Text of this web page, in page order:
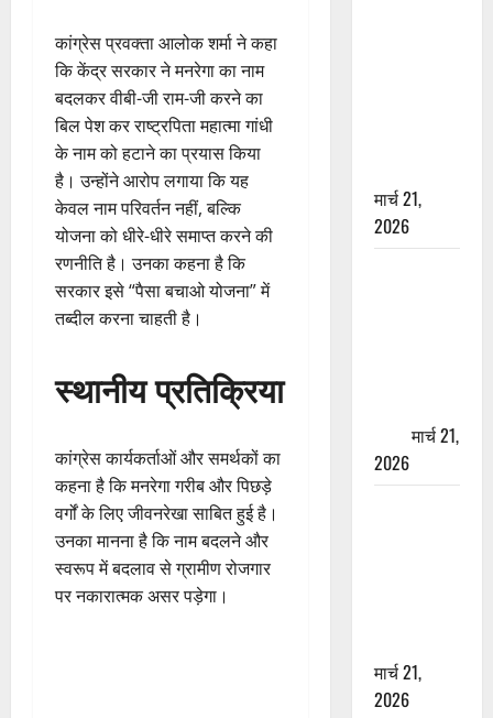
कांग्रेस प्रवक्ता आलोक शर्मा ने कहा
कि केंद्र सरकार ने मनरेगा का नाम
बदलकर वीबी-जी राम-जी करने का
बिल पेश कर राष्ट्रपिता महात्मा गांधी
के नाम को हटाने का प्रयास किया
है। उन्होंने आरोप लगाया कि यह
केवल नाम परिवर्तन नहीं, बल्कि
योजना को धीरे-धीरे समाप्त करने की
रणनीति है। उनका कहना है कि
सरकार इसे “पैसा बचाओ योजना” में
तब्दील करना चाहती है।
स्थानीय प्रतिक्रिया
कांग्रेस कार्यकर्ताओं और समर्थकों का
कहना है कि मनरेगा गरीब और पिछड़े
वर्गों के लिए जीवनरेखा साबित हुई है।
उनका मानना है कि नाम बदलने और
स्वरूप में बदलाव से ग्रामीण रोजगार
पर नकारात्मक असर पड़ेगा।
मार्च 21,
2026
मार्च 21,
2026
मार्च 21,
2026